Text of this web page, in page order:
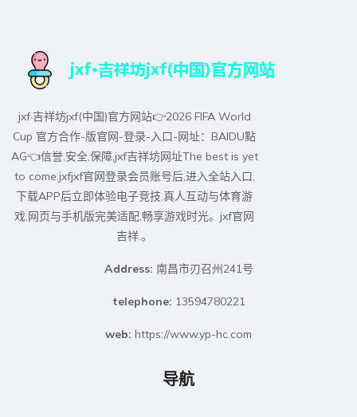
jxf·吉祥坊jxf(中国)官方网站👉2026 FIFA World
Cup 官方合作-版官网-登录-入口-网址：BAIDU點
AG👈信誉,安全,保障,jxf吉祥坊网址The best is yet
to come.jxfjxf官网登录会员账号后,进入全站入口,
下载APP后立即体验电子竞技,真人互动与体育游
戏,网页与手机版完美适配,畅享游戏时光。jxf官网
吉祥.。
Address: 南昌市刃召州241号
telephone: 13594780221
web: https://www.yp-hc.com
导航